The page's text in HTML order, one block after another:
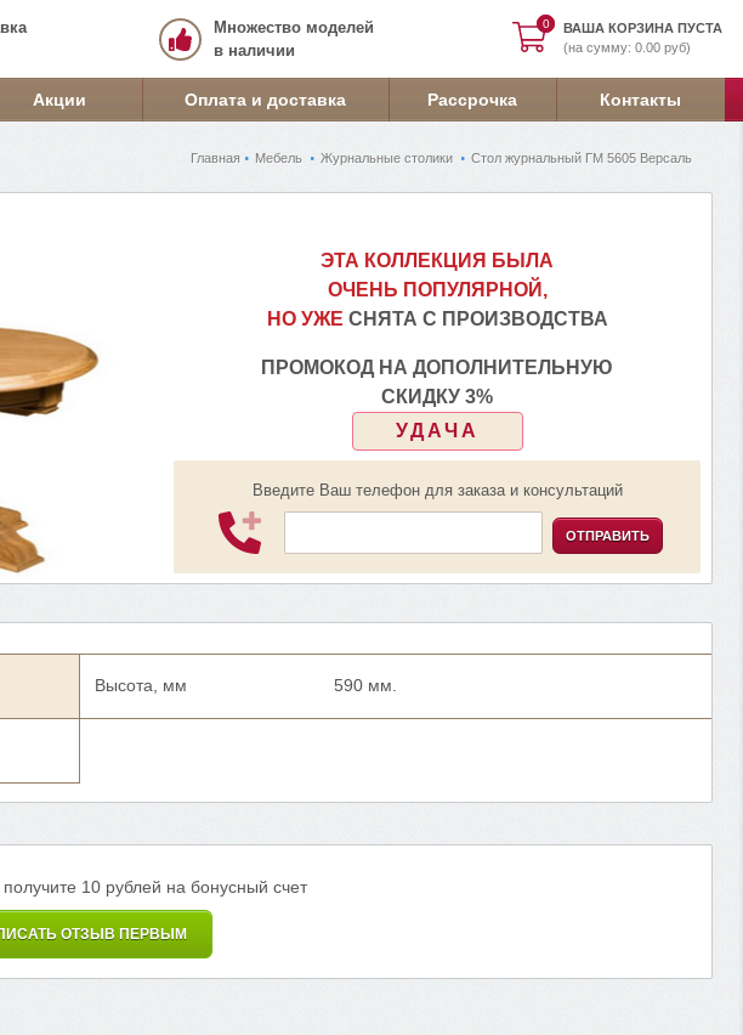
0
0
ВАША КОРЗИНА ПУСТА
(на сумму: 0.00 руб)
Множество моделей
в наличии
Акции Оплата и доставка Рассрочка Контакты
Главная Мебель Журнальные столики Стол журнальный ГМ 5605 Версаль
ЭТА КОЛЛЕКЦИЯ БЫЛА
ОЧЕНЬ ПОПУЛЯРНОЙ,
НО УЖЕ СНЯТА С ПРОИЗВОДСТВА
ПРОМОКОД НА ДОПОЛНИТЕЛЬНУЮ
СКИДКУ 3%
УДАЧА
Введите Ваш телефон для заказа и консультаций
ОТПРАВИТЬ
Высота, мм 590 мм.
10 рублей на бонусный счет
ОТЗЫВ ПЕРВЫМ